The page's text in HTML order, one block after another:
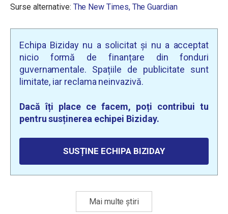
Surse alternative: The New Times, The Guardian
Echipa Biziday nu a solicitat și nu a acceptat
nicio formă de finanțare din fonduri
guvernamentale. Spațiile de publicitate sunt
limitate, iar reclama neinvazivă.
Dacă îți place ce facem, poți contribui tu
pentru susținerea echipei Biziday.
SUSȚINE ECHIPA BIZIDAY
Mai multe știri